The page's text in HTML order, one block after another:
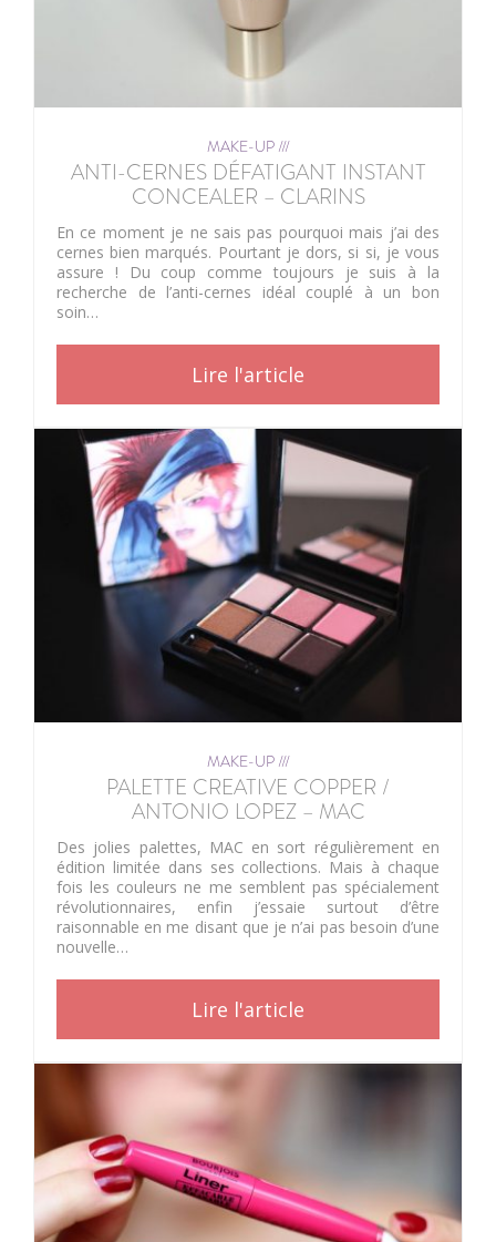
MAKE-UP ///
ANTI-CERNES DÉFATIGANT INSTANT
CONCEALER – CLARINS
En ce moment je ne sais pas pourquoi mais j’ai des
cernes bien marqués. Pourtant je dors, si si, je vous
assure ! Du coup comme toujours je suis à la
recherche de l’anti-cernes idéal couplé à un bon
soin…
Lire l'article
MAKE-UP ///
PALETTE CREATIVE COPPER /
ANTONIO LOPEZ – MAC
Des jolies palettes, MAC en sort régulièrement en
édition limitée dans ses collections. Mais à chaque
fois les couleurs ne me semblent pas spécialement
révolutionnaires, enfin j’essaie surtout d’être
raisonnable en me disant que je n’ai pas besoin d’une
nouvelle…
Lire l'article